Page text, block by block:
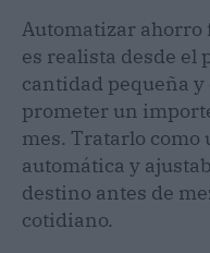
Automatizar ahorro
es realista desde el
cantidad pequeña
prometer un
mes. Tratarlo como
automática y
destino antes de
cotidiano.